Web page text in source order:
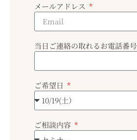
メールアドレス
当日ご連絡の取れるお電話番号
ご希望日
ご相談内容